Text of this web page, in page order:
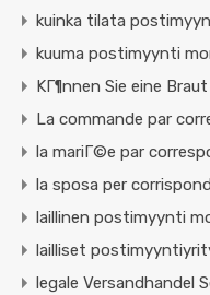
kuinka tilata
kuuma postimyynti
KГ¶nnen Sie eine
La commande par
la mariГ©e par
la sposa per
laillinen postimyynti
lailliset
legale Versandhandel